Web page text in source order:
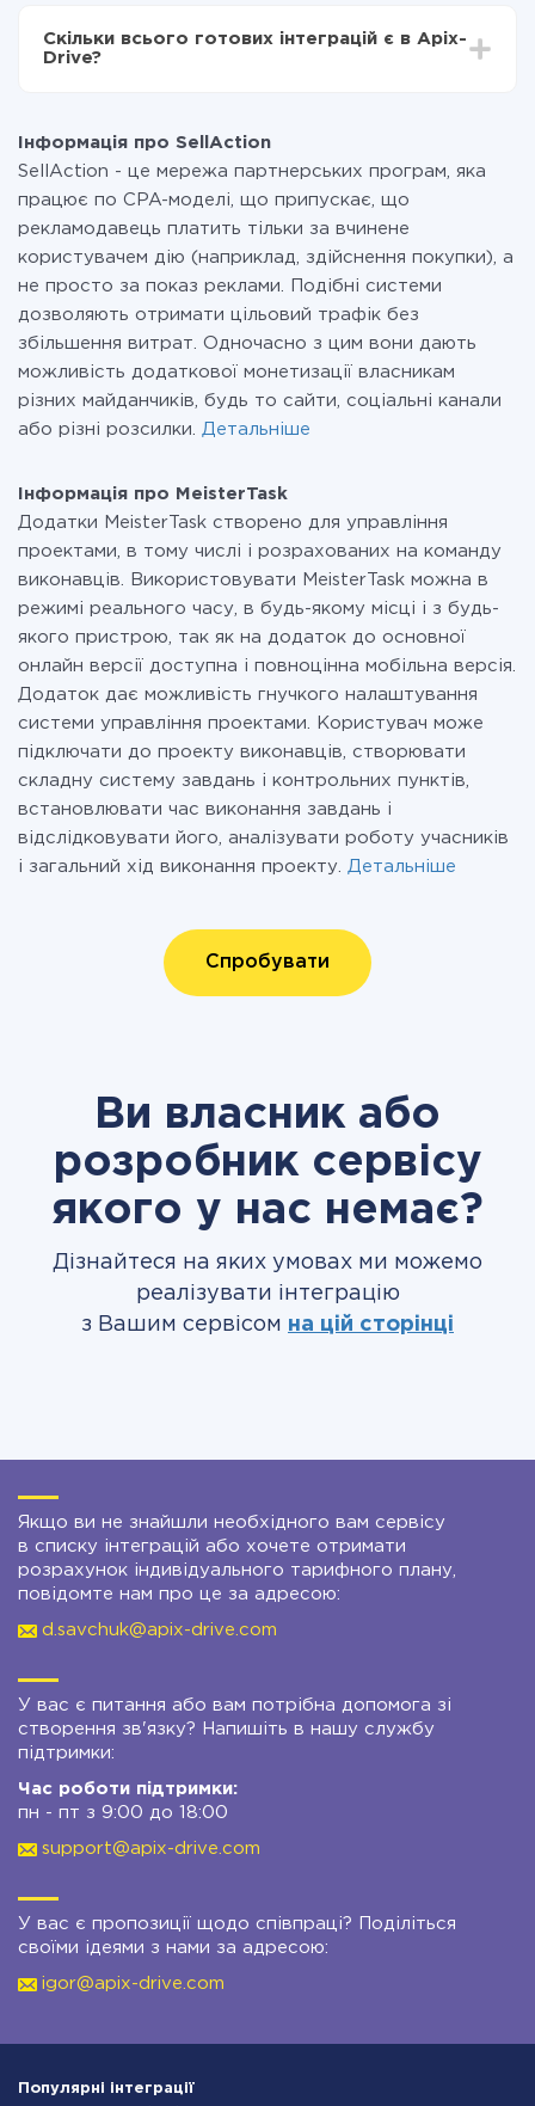
Ви оплачуєте лише кількість даних, які за фактом
передаються з однієї вашої системи в іншу через
при необхідності. Детальніше про
Скільки всього готових інтеграцій є в Apix-
Drive?
Інформація про SellAction
SellAction - це мережа партнерських програм, яка
працює по CPA-моделі, що припускає, що
рекламодавець платить тільки за вчинене
користувачем дію (наприклад, здійснення покупки), а
не просто за показ реклами. Подібні системи
дозволяють отримати цільовий трафік без
збільшення витрат. Одночасно з цим вони дають
можливість додаткової монетизації власникам
різних майданчиків, будь то сайти, соціальні канали
або різні розсилки. Детальніше
Інформація про MeisterTask
Додатки MeisterTask створено для управління
проектами, в тому числі і розрахованих на команду
виконавців. Використовувати MeisterTask можна в
режимі реального часу, в будь-якому місці і з будь-
якого пристрою, так як на додаток до основної
онлайн версії доступна і повноцінна мобільна версія.
Додаток дає можливість гнучкого налаштування
системи управління проектами. Користувач може
підключати до проекту виконавців, створювати
складну систему завдань і контрольних пунктів,
встановлювати час виконання завдань і
відслідковувати його, аналізувати роботу учасників
і загальний хід виконання проекту. Детальніше
Спробувати
Ви власник або
розробник сервісу
якого у нас немає?
Дізнайтеся на яких умовах ми можемо
реалізувати інтеграцію
з Вашим сервісом на цій сторінці
Якщо ви не знайшли необхідного вам сервісу
в списку інтеграцій або хочете отримати
розрахунок індивідуального тарифного плану,
повідомте нам про це за адресою:
d.savchuk@apix-drive.com
У вас є питання або вам потрібна допомога зі
створення зв'язку? Напишіть в нашу службу
підтримки:
Час роботи підтримки:
пн - пт з 9:00 до 18:00
support@apix-drive.com
У вас є пропозиції щодо співпраці? Поділіться
своїми ідеями з нами за адресою:
igor@apix-drive.com
Популярні інтеграції